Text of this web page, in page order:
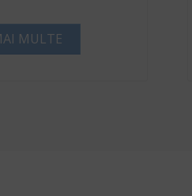
MULTE